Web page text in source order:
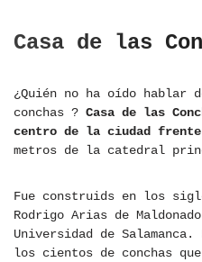
Casa de las
¿Quién no ha oído hablar
conchas ? Casa de las
centro de la ciudad
metros de la catedral
Fue construids en los
Rodrigo Arias de
Universidad de
los cientos de conchas